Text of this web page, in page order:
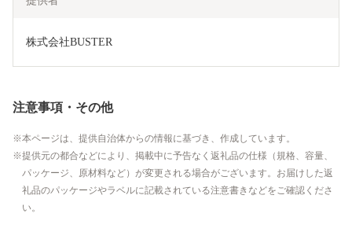
注意事項・その他
本ページは、提供自治体からの情報に基づき、作成しています。
提供元の都合などにより、掲載中に予告なく返礼品の仕様（規格、容量、
パッケージ、原材料など）が変更される場合がございます。お届けした返
礼品のパッケージやラベルに記載されている注意書きなどをご確認くださ
い。